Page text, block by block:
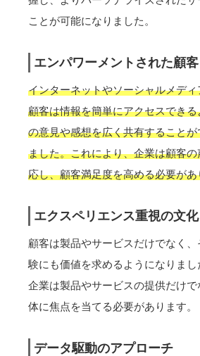
ことが可能になりました。
エンパワーメントされた顧客
インターネットやソーシャルメデ
顧客は情報を簡単にアクセスでき
の意見や感想を広く共有すること
ました。これにより、企業は顧客
応し、顧客満足度を高める必要があ
エクスペリエンス重視の文化
顧客は製品やサービスだけでなく
験にも価値を求めるようになりまし
企業は製品やサービスの提供だけ
体に焦点を当てる必要があります。
データ駆動のアプローチ